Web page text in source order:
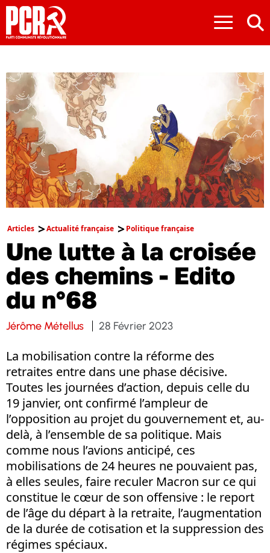
≡
Articles Actualité française Politique française
Une lutte à la croisée
des chemins - Edito
du n°68
Jérôme Métellus 28 Février 2023
La mobilisation contre la réforme des
retraites entre dans une phase décisive.
Toutes les journées d’action, depuis celle du
19 janvier, ont confirmé l’ampleur de
l’opposition au projet du gouvernement et, au-
delà, à l’ensemble de sa politique. Mais
comme nous l’avions anticipé, ces
mobilisations de 24 heures ne pouvaient pas,
à elles seules, faire reculer Macron sur ce qui
constitue le cœur de son offensive : le report
de l’âge du départ à la retraite, l’augmentation
de la durée de cotisation et la suppression des
régimes spéciaux.